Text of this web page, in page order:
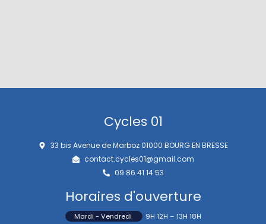
Cycles 01
33 bis Avenue de Marboz 01000 BOURG EN BRESSE
contact.cycles01@gmail.com
09 86 41 14 53
Horaires d'ouverture
Mardi - Vendredi
9H 12H – 13H 18H